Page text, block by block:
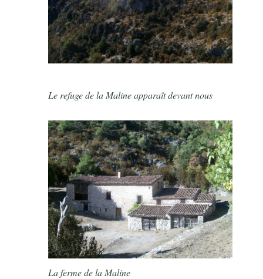
Le refuge de la Maline apparaît devant nous
La ferme de la Maline